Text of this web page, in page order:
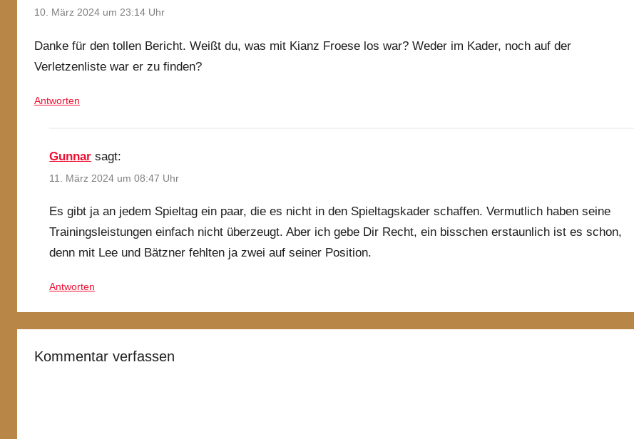
10. März 2024 um 23:14 Uhr
Danke für den tollen Bericht. Weißt du, was mit Kianz Froese los war? Weder im Kader, noch auf der
Verletzenliste war er zu finden?
Antworten
Gunnar sagt:
11. März 2024 um 08:47 Uhr
Es gibt ja an jedem Spieltag ein paar, die es nicht in den Spieltagskader schaffen. Vermutlich haben seine
Trainingsleistungen einfach nicht überzeugt. Aber ich gebe Dir Recht, ein bisschen erstaunlich ist es schon,
denn mit Lee und Bätzner fehlten ja zwei auf seiner Position.
Antworten
Kommentar verfassen